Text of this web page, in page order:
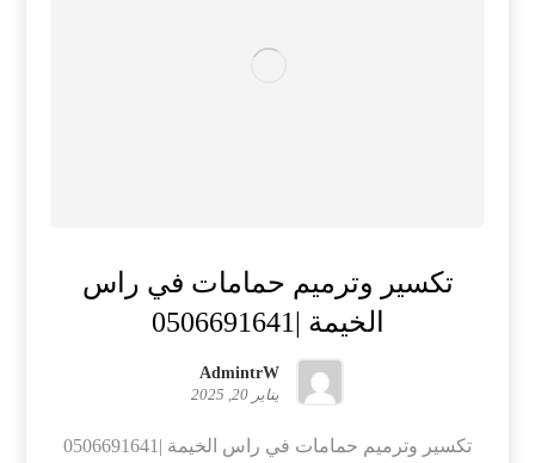
تكسير وترميم حمامات في راس
الخيمة |0506691641
AdmintrW
يناير 20, 2025
تكسير وترميم حمامات في راس الخيمة |0506691641